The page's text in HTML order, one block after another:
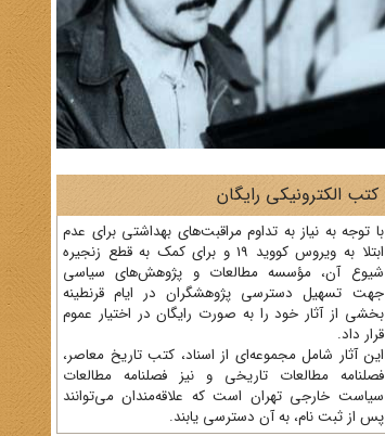
کتب الکترونیکی رایگان
با توجه به نیاز به تداوم مراقبت‌های بهداشتی برای عدم
ابتلا به ویروس کووید 19 و برای کمک به قطع زنجیره
شیوع آن، مؤسسه مطالعات و پژوهش‌های سیاسی
جهت تسهیل دسترسی پژوهشگران در ایام قرنطینه
بخشی از آثار خود را به صورت رایگان در اختیار عموم
قرار داد.
این آثار شامل مجموعه‌ای از اسناد، کتب تاریخ معاصر،
فصلنامه‌ مطالعات تاریخی و نیز فصلنامه مطالعات
سیاست خارجی تهران است که علاقه‌مندان می‌توانند
پس از ثبت نام، به آن دسترسی یابند.